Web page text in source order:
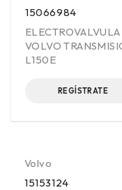
15066984
ELECTROVALVULA
VOLVO
L150E
REGÍSTRATE
Volvo
15153124